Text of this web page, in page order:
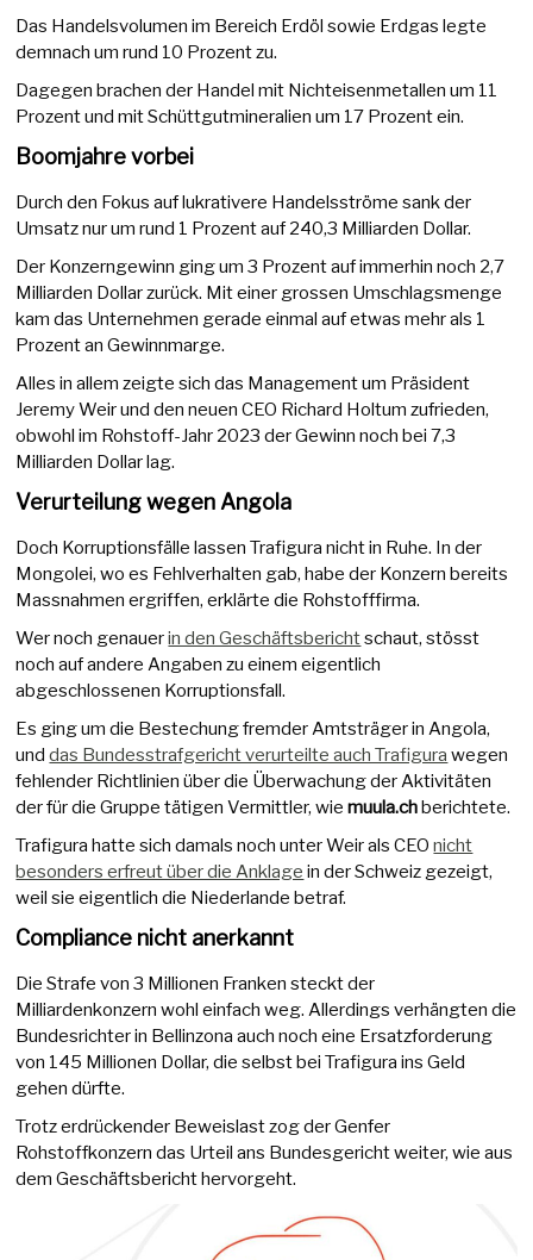
Das Handelsvolumen im Bereich Erdöl sowie Erdgas legte
demnach um rund 10 Prozent zu.
Dagegen brachen der Handel mit Nichteisenmetallen um 11
Prozent und mit Schüttgutmineralien um 17 Prozent ein.
Boomjahre vorbei
Durch den Fokus auf lukrativere Handelsströme sank der
Umsatz nur um rund 1 Prozent auf 240,3 Milliarden Dollar.
Der Konzerngewinn ging um 3 Prozent auf immerhin noch 2,7
Milliarden Dollar zurück. Mit einer grossen Umschlagsmenge
kam das Unternehmen gerade einmal auf etwas mehr als 1
Prozent an Gewinnmarge.
Alles in allem zeigte sich das Management um Präsident
Jeremy Weir und den neuen CEO Richard Holtum zufrieden,
obwohl im Rohstoff-Jahr 2023 der Gewinn noch bei 7,3
Milliarden Dollar lag.
Verurteilung wegen Angola
Doch Korruptionsfälle lassen Trafigura nicht in Ruhe. In der
Mongolei, wo es Fehlverhalten gab, habe der Konzern bereits
Massnahmen ergriffen, erklärte die Rohstofffirma.
Wer noch genauerin den Geschäftsberichtschaut, stösst
noch auf andere Angaben zu einem eigentlich
abgeschlossenen Korruptionsfall.
Es ging um die Bestechung fremder Amtsträger in Angola,
unddas Bundesstrafgericht verurteilte auch Trafigura wegen
fehlender Richtlinien über die Überwachung der Aktivitäten
der für die Gruppe tätigen Vermittler, wiemuula.chberichtete.
Trafigura hatte sich damals noch unter Weir als CEOnicht
besonders erfreut über die Anklage in der Schweiz gezeigt,
weil sie eigentlich die Niederlande betraf.
Compliance nicht anerkannt
Die Strafe von 3 Millionen Franken steckt der
Milliardenkonzern wohl einfach weg. Allerdings verhängten die
Bundesrichter in Bellinzona auch noch eine Ersatzforderung
von 145 Millionen Dollar, die selbst bei Trafigura ins Geld
gehen dürfte.
Trotz erdrückender Beweislast zog der Genfer
Rohstoffkonzern das Urteil ans Bundesgericht weiter, wie aus
dem Geschäftsbericht hervorgeht.